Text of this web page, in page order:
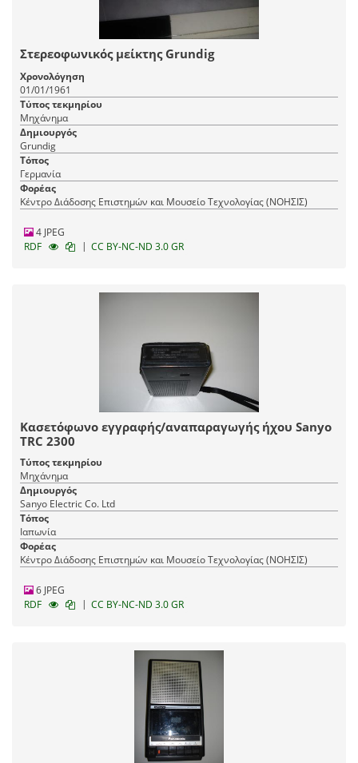
Στερεοφωνικός μείκτης Grundig
Χρονολόγηση
01/01/1961
Τύπος τεκμηρίου
Μηχάνημα
Δημιουργός
Grundig
Τόπος
Γερμανία
Φορέας
Κέντρο Διάδοσης Επιστημών και Μουσείο Τεχνολογίας (ΝΟΗΣΙΣ)
4 JPEG
RDF
| CC BY-NC-ND 3.0 GR
Κασετόφωνο εγγραφής/αναπαραγωγής ήχου Sanyo
TRC 2300
Τύπος τεκμηρίου
Μηχάνημα
Δημιουργός
Sanyo Electric Co. Ltd
Τόπος
Ιαπωνία
Φορέας
Κέντρο Διάδοσης Επιστημών και Μουσείο Τεχνολογίας (ΝΟΗΣΙΣ)
6 JPEG
RDF
| CC BY-NC-ND 3.0 GR